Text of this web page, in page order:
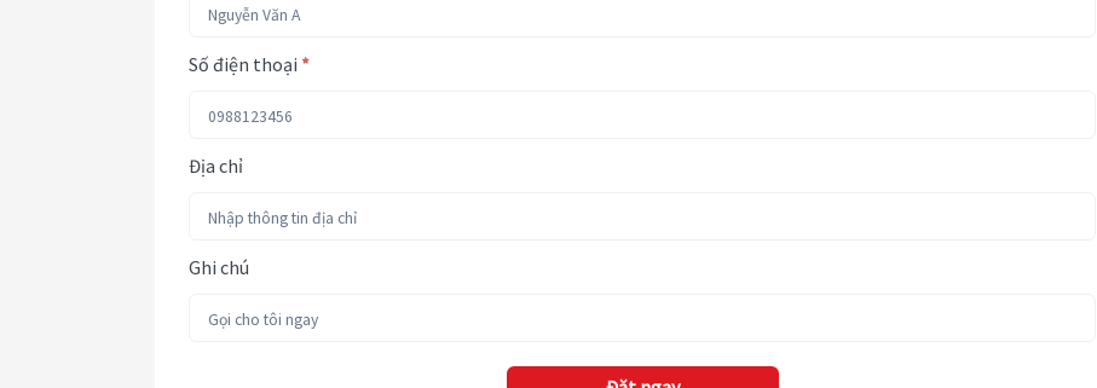
Số điện thoại *
Địa chỉ
Ghi chú